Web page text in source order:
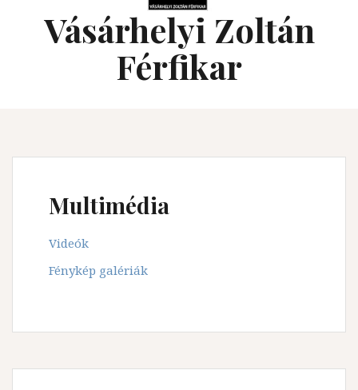
Vásárhelyi Zoltán
Férfikar
Multimédia
Videók
Fénykép galériák